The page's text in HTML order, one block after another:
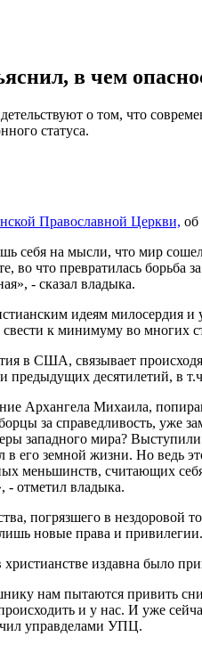
в чем
о том, что
статуса.
Православной Церкви, об
себя на мысли, что мир
во что превратилась
- сказал владыка.
идеям милосердия и
свести к минимуму во многих
в США, связывает
предыдущих десятилетий, в
Архангела Михаила,
за справедливость, уже
западного мира?
его земной жизни. Но ведь
меньшинств, считающих
- отметил владыка.
погрязшего в нездоровой
новые права и привилегии.
издавна было
нам пытаются привить
и у нас. И уже
управделами УПЦ.